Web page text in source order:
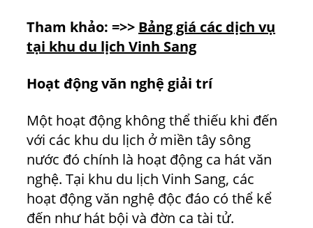
Tham khảo: =>> Bảng giá các dịch vụ
tại khu du lịch Vinh Sang
Hoạt động văn nghệ giải trí
Một hoạt động không thể thiếu khi đến
với các khu du lịch ở miền tây sông
nước đó chính là hoạt động ca hát văn
nghệ. Tại khu du lịch Vinh Sang, các
hoạt động văn nghệ độc đáo có thể kể
đến như hát bội và đờn ca tài tử.